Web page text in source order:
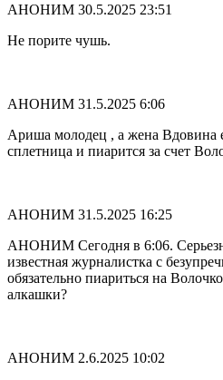
АНОНИМ 30.5.2025 23:51
Не порите чушь.
АНОНИМ 31.5.2025 6:06
Ариша молодец , а жена Вдовина
сплетница и пиарится за счет
АНОНИМ 31.5.2025 16:25
АНОНИМ Сегодня в 6:06.
известная журналистка с
обязательно пиариться на
алкашки?
АНОНИМ 2.6.2025 10:02